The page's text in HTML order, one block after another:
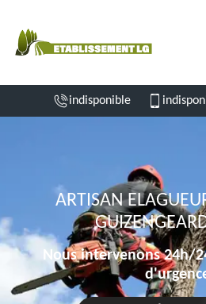
indisponible
ARTISAN
Nous intervenons 24h/